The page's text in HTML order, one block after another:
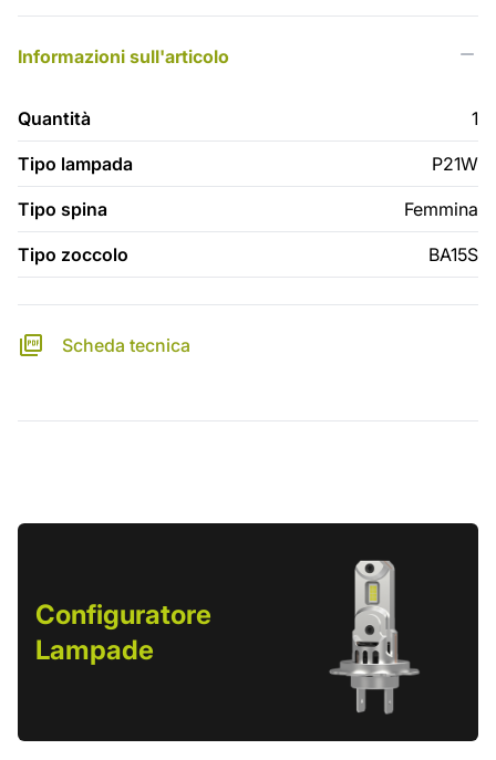
Informazioni sull'articolo
Quantità 1
Tipo lampada P21W
Tipo spina Femmina
Tipo zoccolo BA15S
Scheda tecnica
Configuratore
Lampade